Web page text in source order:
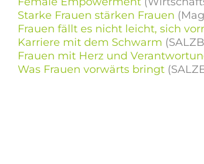
Starke Frauen stärken Frauen
Frauen fällt es nicht leicht, sich
Karriere mit dem Schwarm
Frauen mit Herz und
Was Frauen vorwärts bringt